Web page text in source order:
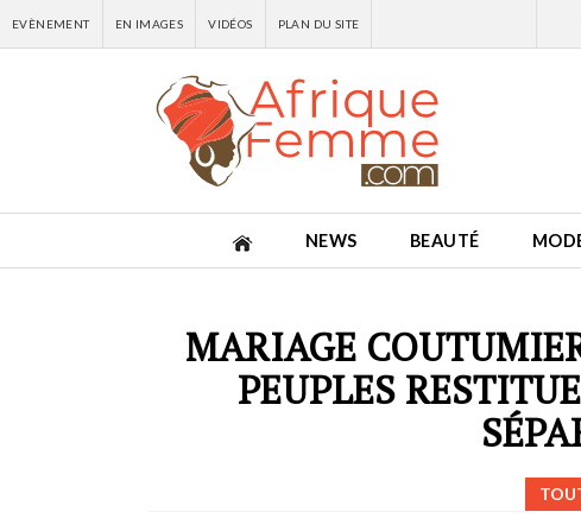
EVÈNEMENT EN IMAGES VIDÉOS PLAN DU SITE
NEWS BEAUTÉ
MARIAGE
PEUPLES